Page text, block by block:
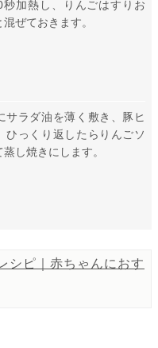
秒加熱し、りんごはすりお
ぜておきます。
サラダ油を薄く敷き、豚ヒ
ひっくり返したらりんごソ
し焼きにします。
シピ｜赤ちゃんにおす